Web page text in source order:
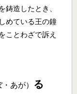
鋳造したとき、
めている王の鐘
ことわざで訴え
・あが） る